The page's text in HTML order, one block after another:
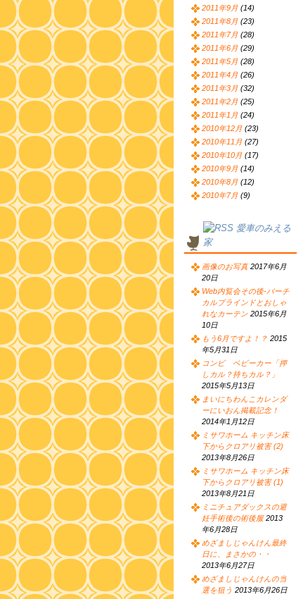
2011年9月 (14)
2011年8月 (23)
2011年7月 (28)
2011年6月 (29)
2011年5月 (28)
2011年4月 (26)
2011年3月 (32)
2011年2月 (25)
2011年1月 (24)
2010年12月 (23)
2010年11月 (27)
2010年10月 (17)
2010年9月 (14)
2010年8月 (12)
2010年7月 (9)
愛車のみえる
家
画像のお写真 2017年6月
20日
Web内覧会その後-バーチ
カルブラインドとおしゃ
れなカーテン 2015年6月
10日
もう6月ですよ！？ 2015
年5月31日
コンビ ベビーカー「押
しカル？持ちカル？」
2015年5月13日
まいにちわんこカレンダ
ーにいおん掲載記念！
2014年1月12日
ミサワホーム キッチン床
下からクロアリ被害 (2)
2013年8月26日
ミサワホーム キッチン床
下からクロアリ被害 (1)
2013年8月21日
ミニチュアダックスの避
妊手術後の術後服 2013
年6月28日
めざましじゃんけん最終
日に、まさかの・・
2013年6月27日
めざましじゃんけんの当
選を狙う 2013年6月26日